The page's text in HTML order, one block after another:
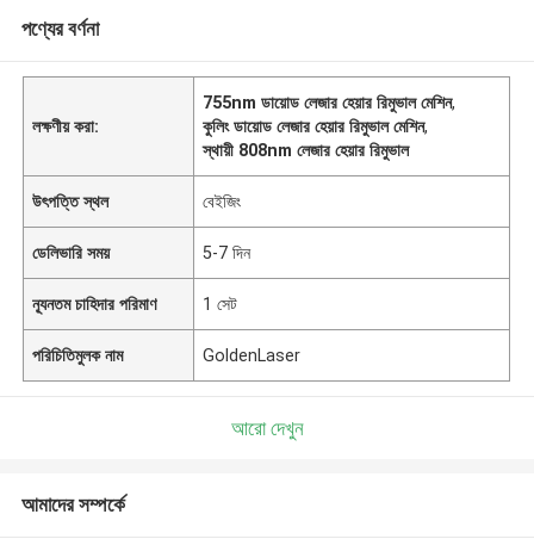
পণ্যের বর্ণনা
লক্ষণীয় করা:
755nm ডায়োড লেজার হেয়ার রিমুভাল মেশিন,
কুলিং ডায়োড লেজার হেয়ার রিমুভাল মেশিন,
স্থায়ী 808nm লেজার হেয়ার রিমুভাল
উৎপত্তি স্থল বেইজিং
ডেলিভারি সময় 5-7 দিন
ন্যূনতম চাহিদার পরিমাণ 1 সেট
পরিচিতিমুলক নাম GoldenLaser
আরো দেখুন
আমাদের সম্পর্কে